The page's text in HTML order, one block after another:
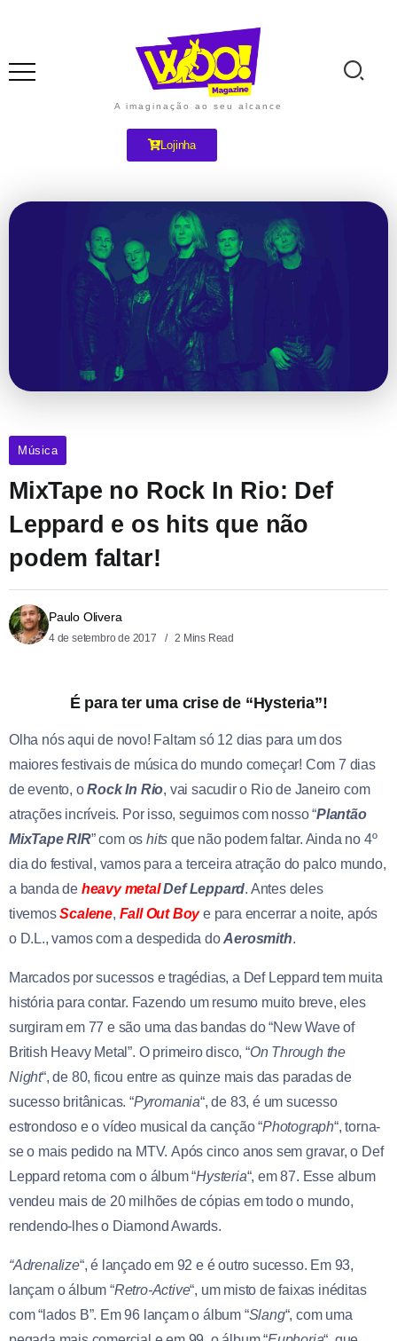
A imaginação ao seu alcance
Lojinha
Música
MixTape no Rock In Rio: Def
Leppard e os hits que não
podem faltar!
Paulo Olivera
4 de setembro de 2017 2 Mins Read
É para ter uma crise de “Hysteria”!
Olha nós aqui de novo! Faltam só 12 dias para um dos
maiores festivais de música do mundo começar! Com 7 dias
de evento, oRock In Rio, vai sacudir o Rio de Janeiro com
atrações incríveis. Por isso, seguimos com nosso “Plantão
MixTape RIR” com oshits que não podem faltar. Ainda no 4º
dia do festival, vamos para a terceira atração do palco mundo,
a banda de heavy metal Def Leppard. Antes deles
tivemosScalene, Fall Out Boy e para encerrar a noite, após
o D.L., vamos com a despedida doAerosmith.
Marcados por sucessos e tragédias, a Def Leppard tem muita
história para contar. Fazendo um resumo muito breve, eles
surgiram em 77 e são uma das bandas do “New Wave of
British Heavy Metal”. O primeiro disco, “On Through the
Night“, de 80, ficou entre as quinze mais das paradas de
sucesso britânicas. “Pyromania“, de 83, é um sucesso
estrondoso e o vídeo musical da canção “Photograph“, torna-
se o mais pedido na MTV. Após cinco anos sem gravar, o Def
Leppard retorna com o álbum “Hysteria“, em 87. Esse album
vendeu mais de 20 milhões de cópias em todo o mundo,
rendendo-lhes o Diamond Awards.
“Adrenalize“, é lançado em 92 e é outro sucesso. Em 93,
lançam o álbum “Retro-Active“, um misto de faixas inéditas
com “lados B”. Em 96 lançam o álbum “Slang“, com uma